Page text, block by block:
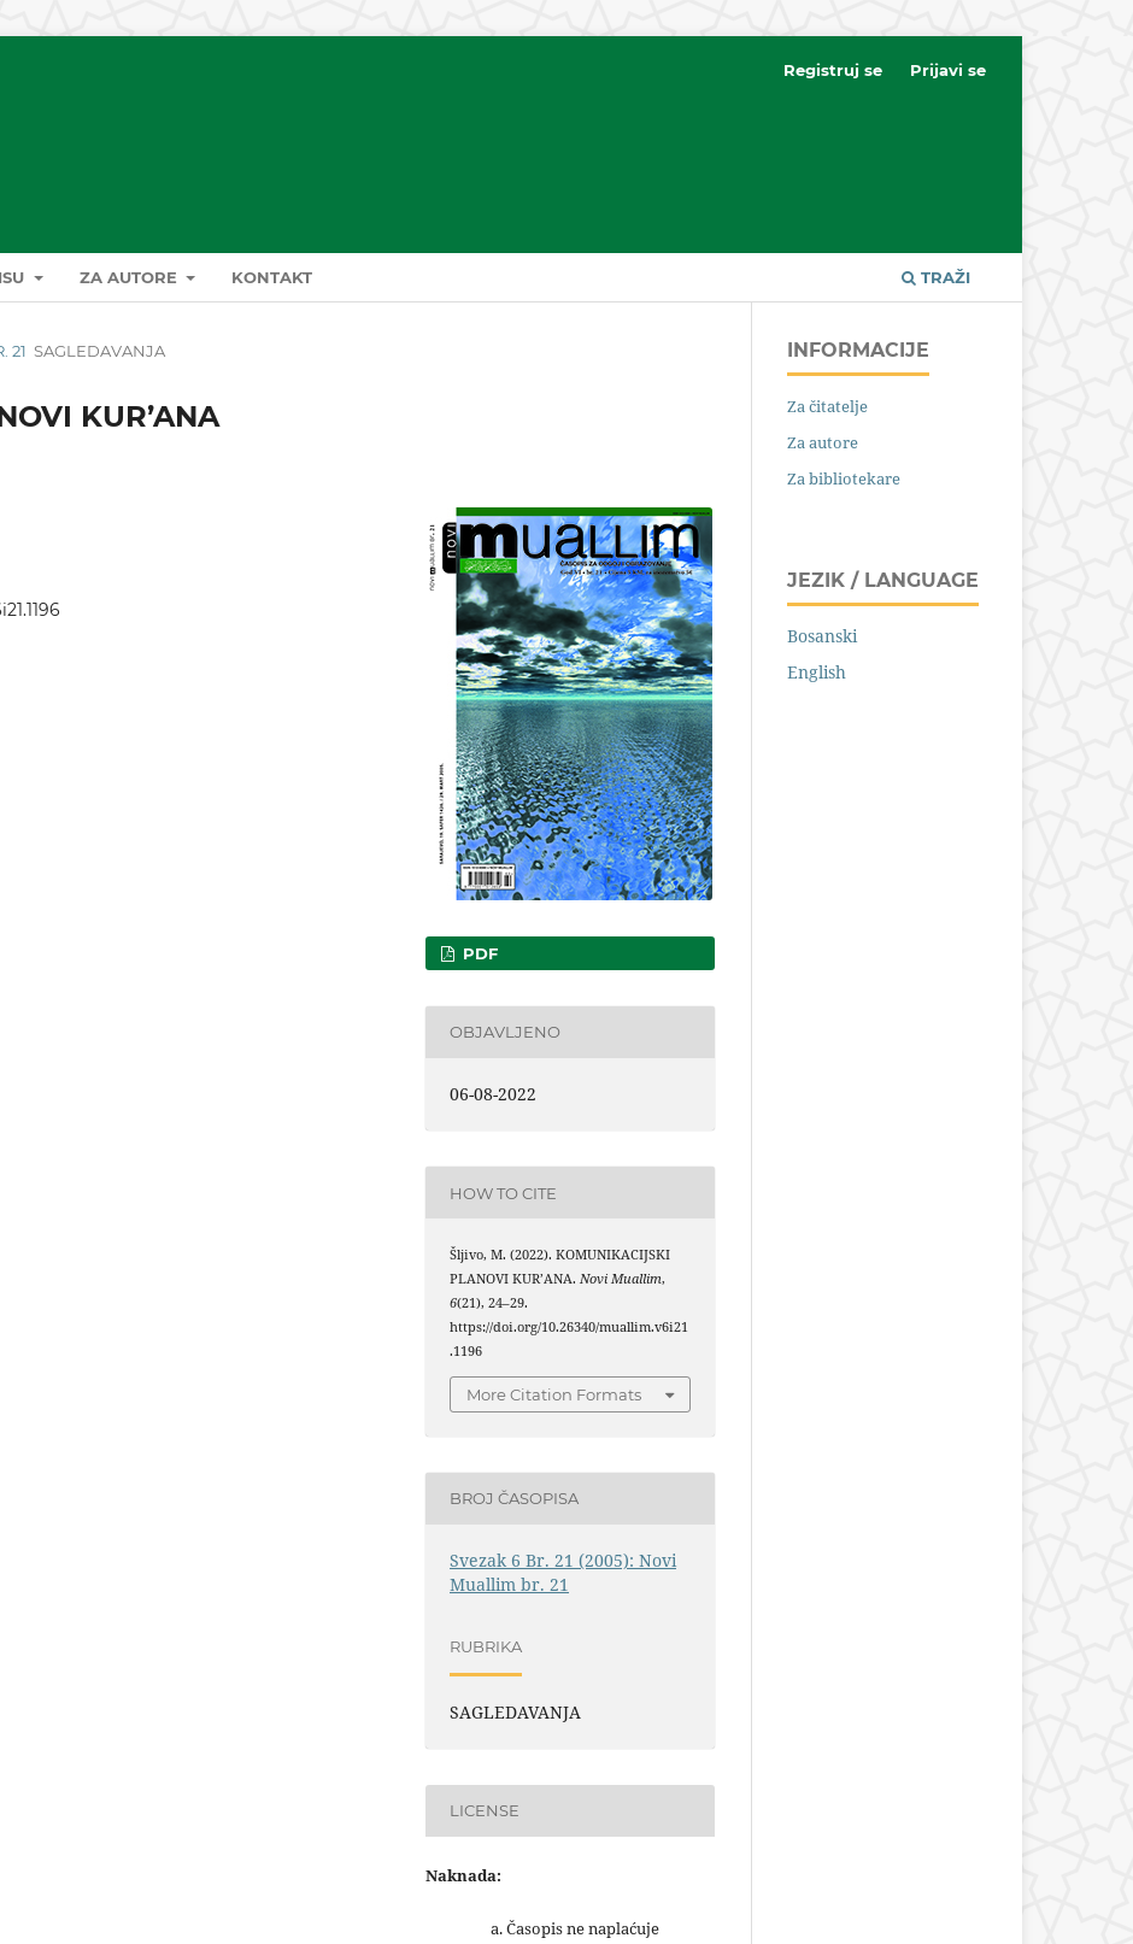
ZA AUTORE KONTAKT TRAŽI
Registruj se Prijavi se
21 SAGLEDAVANJA
KUR’ANA
PDF
OBJAVLJENO
06-08-2022
HOW TO CITE
Šljivo, M. (2022). KOMUNIKACIJSKI
PLANOVI KUR’ANA.Novi Muallim,
6(21), 24–29.
https://doi.org/10.26340/muallim.v6i21
.1196
More Citation Formats
BROJ ČASOPISA
Svezak 6 Br. 21 (2005): Novi
Muallim br. 21
RUBRIKA
SAGLEDAVANJA
LICENSE
Naknada:
a. Časopis ne naplaćuje
INFORMACIJE
Za čitatelje
Za autore
Za bibliotekare
JEZIK / LANGUAGE
Bosanski
English